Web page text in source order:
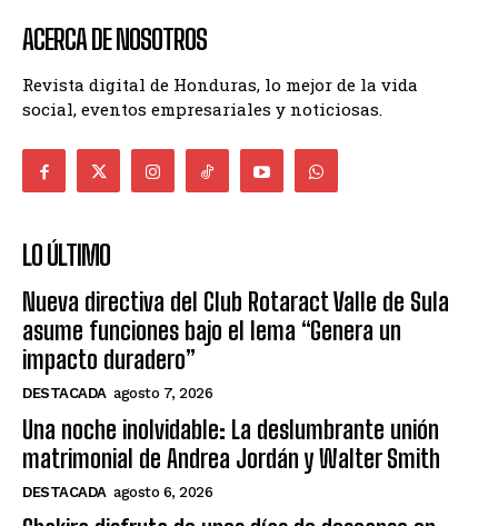
ACERCA DE NOSOTROS
Revista digital de Honduras, lo mejor de la vida
social, eventos empresariales y noticiosas.
LO ÚLTIMO
Nueva directiva del Club Rotaract Valle de Sula
asume funciones bajo el lema “Genera un
impacto duradero”
DESTACADA agosto 7, 2026
Una noche inolvidable: La deslumbrante unión
matrimonial de Andrea Jordán y Walter Smith
DESTACADA agosto 6, 2026